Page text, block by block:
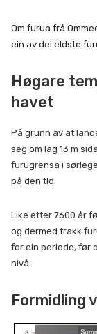
Om furua frå
ein av dei eldste
Høgare
havet
På grunn av at
seg om lag 13 m
furugrensa i
på den tid.
Like etter 7600 år
og dermed trakk
for ein periode, før
nivå.
Formidling